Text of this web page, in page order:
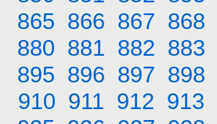
865 866 867 868
880 881 882 883
895 896 897 898
910 911 912 913